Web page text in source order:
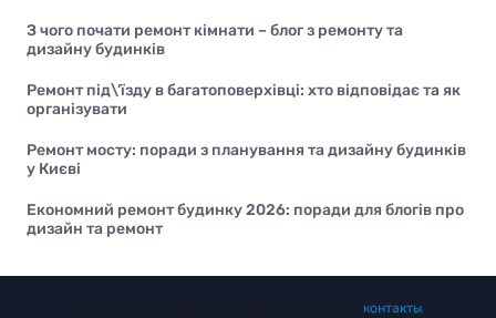
З чого почати ремонт кімнати – блог з ремонту та
дизайну будинків
Ремонт під\’їзду в багатоповерхівці: хто відповідає та як
організувати
Ремонт мосту: поради з планування та дизайну будинків
у Києві
Економний ремонт будинку 2026: поради для блогів про
дизайн та ремонт
контакты